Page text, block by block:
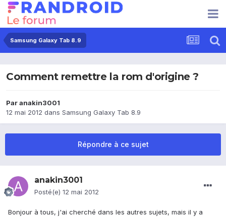
Samsung Galaxy Tab 8.9
Comment remettre la rom d'origine ?
Paranakin3001
12 mai 2012 dans Samsung Galaxy Tab 8.9
Répondre à ce sujet
anakin3001
Posté(e) 12 mai 2012
Bonjour à tous, j'ai cherché dans les autres sujets, mais il y a